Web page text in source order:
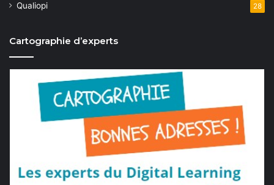
Qualiopi 28
Cartographie d’experts